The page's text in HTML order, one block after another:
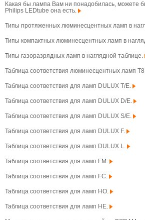
Какая бы лампа Вам ни понадобилась, можете
Philips LEDtube она есть.
Типы протяженных люминесцентных ламп в
Типы компактных люминесцентных ламп в
Типы газоразрядных ламп в наглядной таблице.
Таблица соответствия люминесцентных ламп
Таблица соответствия для ламп DULUX T/E.
Таблица соответствия для ламп DULUX D/E.
Таблица соответствия для ламп DULUX S/E.
Таблица соответствия для ламп DULUX F.
Таблица соответствия для ламп DULUX L.
Таблица соответствия для ламп FM.
Таблица соответствия для ламп FC.
Таблица соответствия для ламп HO.
Таблица соответствия для ламп HE.